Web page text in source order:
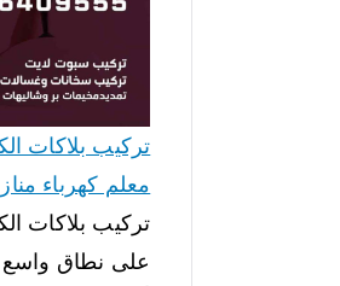
معلم كهرباء
تركيب بلاكات
على نطاق